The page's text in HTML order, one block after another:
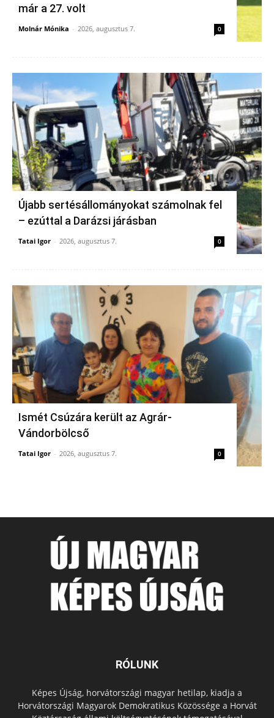
már a 27. volt
Molnár Mónika - 2026, augusztus 7. 0
Újabb sertésállományokat számolnak fel
– ezúttal a Darázsi járásban
Tatai Igor - 2026, augusztus 7. 0
Ismét Csúzára került az Agrár-
Vándorbölcső
Tatai Igor - 2026, augusztus 7. 0
RÓLUNK
Képes Újság, horvátországi magyar hetilap, kiadja a
Horvátországi Magyarok Demokratikus Közössége a Horvát